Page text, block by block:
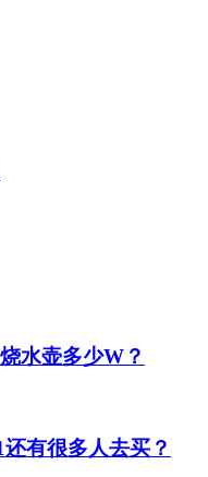
水壶多少W？
有很多人去买？